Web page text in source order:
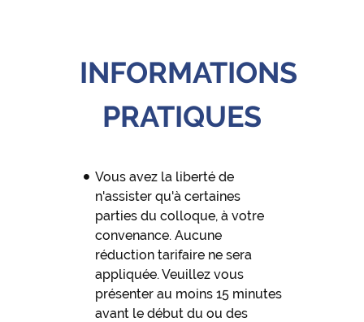
INFORMATIONS
PRATIQUES
Vous avez la liberté de
n'assister qu'à certaines
parties du colloque, à votre
convenance. Aucune
réduction tarifaire ne sera
appliquée. Veuillez vous
présenter au moins 15 minutes
avant le début du ou des